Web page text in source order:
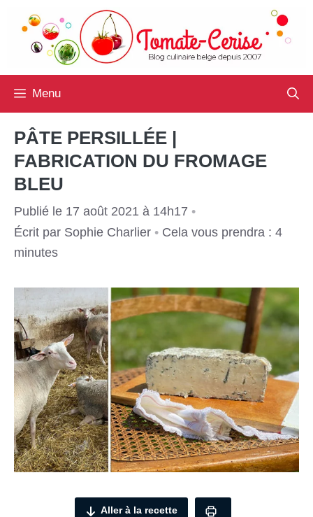
contenu
Menu
PÂTE PERSILLÉE |
FABRICATION DU FROMAGE
BLEU
Publié le 17 août 2021 à 14h17 •
Écrit par Sophie Charlier • Cela vous prendra : 4
minutes
Aller à la recette